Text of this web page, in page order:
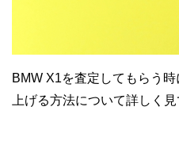
BMW X1を査定してもらう
上げる方法について詳しく